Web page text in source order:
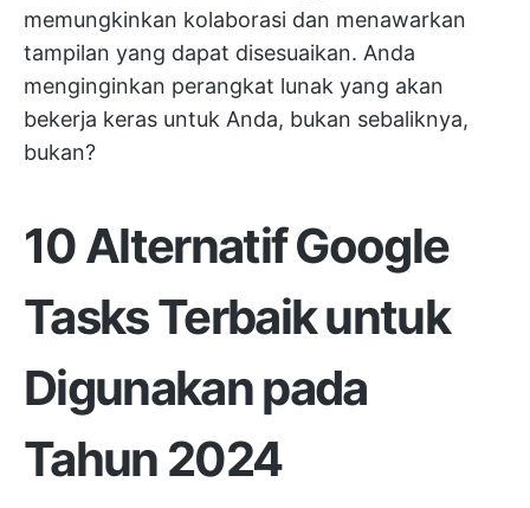
memungkinkan kolaborasi dan menawarkan
tampilan yang dapat disesuaikan. Anda
menginginkan perangkat lunak yang akan
bekerja keras untuk Anda, bukan sebaliknya,
bukan?
10 Alternatif Google
Tasks Terbaik untuk
Digunakan pada
Tahun 2024